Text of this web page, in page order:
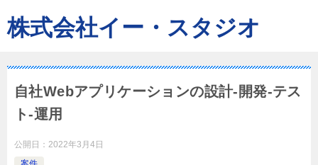
株式会社イー・スタジオ
自社Webアプリケーションの設計-開発-テス
ト-運用
公開日： 2022年3月4日